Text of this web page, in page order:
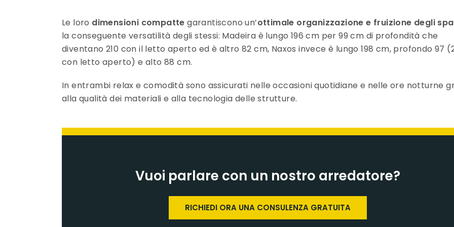
Le loro dimensioni compatte garantiscono un’ottimale organizzazione e fruizione degli
la conseguente versatilità degli stessi: Madeira è lungo 196 cm per 99 cm di profondità che
diventano 210 con il letto aperto ed è altro 82 cm, Naxos invece è lungo 198 cm, profondo 97
con letto aperto) e alto 88 cm.
In entrambi relax e comodità sono assicurati nelle occasioni quotidiane e nelle ore notturne
alla qualità dei materiali e alla tecnologia delle strutture.
Vuoi parlare con un nostro arredatore?
RICHIEDI ORA UNA CONSULENZA GRATUITA